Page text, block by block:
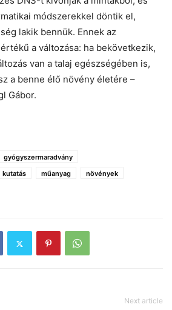
módszerekkel döntik el,
lakik bennük. Ennek az
a változása: ha bekövetkezik,
van a talaj egészségében is,
a benne élő növény életére –
Gábor.
gyógyszermaradvány
kutatás műanyag
növények
Next article